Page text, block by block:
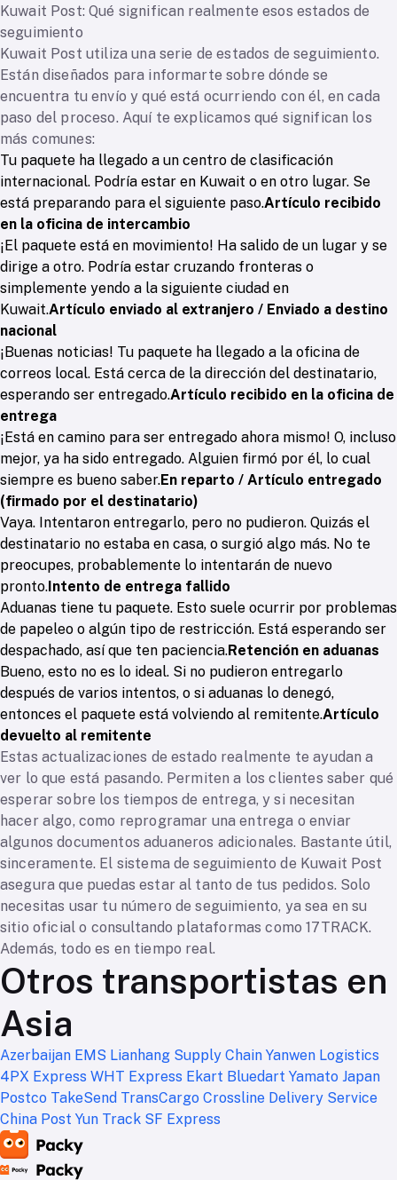
Kuwait Post: Qué significan realmente esos estados de
seguimiento
Kuwait Post utiliza una serie de estados de seguimiento.
Están diseñados para informarte sobre dónde se
encuentra tu envío y qué está ocurriendo con él, en cada
paso del proceso. Aquí te explicamos qué significan los
más comunes:
Tu paquete ha llegado a un centro de clasificación
internacional. Podría estar en Kuwait o en otro lugar. Se
está preparando para el siguiente paso.Artículo recibido
en la oficina de intercambio
¡El paquete está en movimiento! Ha salido de un lugar y se
dirige a otro. Podría estar cruzando fronteras o
simplemente yendo a la siguiente ciudad en
Kuwait.Artículo enviado al extranjero / Enviado a destino
nacional
¡Buenas noticias! Tu paquete ha llegado a la oficina de
correos local. Está cerca de la dirección del destinatario,
esperando ser entregado.Artículo recibido en la oficina de
entrega
¡Está en camino para ser entregado ahora mismo! O, incluso
mejor, ya ha sido entregado. Alguien firmó por él, lo cual
siempre es bueno saber.En reparto / Artículo entregado
(firmado por el destinatario)
Vaya. Intentaron entregarlo, pero no pudieron. Quizás el
destinatario no estaba en casa, o surgió algo más. No te
preocupes, probablemente lo intentarán de nuevo
pronto. Intento de entrega fallido
Aduanas tiene tu paquete. Esto suele ocurrir por problemas
de papeleo o algún tipo de restricción. Está esperando ser
despachado, así que ten paciencia.Retención en aduanas
Bueno, esto no es lo ideal. Si no pudieron entregarlo
después de varios intentos, o si aduanas lo denegó,
entonces el paquete está volviendo al remitente.Artículo
devuelto al remitente
Estas actualizaciones de estado realmente te ayudan a
ver lo que está pasando. Permiten a los clientes saber qué
esperar sobre los tiempos de entrega, y si necesitan
hacer algo, como reprogramar una entrega o enviar
algunos documentos aduaneros adicionales. Bastante útil,
sinceramente. El sistema de seguimiento de Kuwait Post
asegura que puedas estar al tanto de tus pedidos. Solo
necesitas usar tu número de seguimiento, ya sea en su
sitio oficial o consultando plataformas como 17TRACK.
Además, todo es en tiempo real.
Otros transportistas en
Asia
Azerbaijan EMS Lianhang Supply Chain Yanwen Logistics
4PX Express WHT Express Ekart Bluedart Yamato Japan
Postco TakeSend TransCargo Crossline Delivery Service
China Post Yun Track SF Express